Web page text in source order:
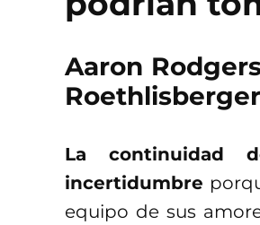
Aaron
Roethlisberger
La continuidad
incertidumbre
equipo de sus